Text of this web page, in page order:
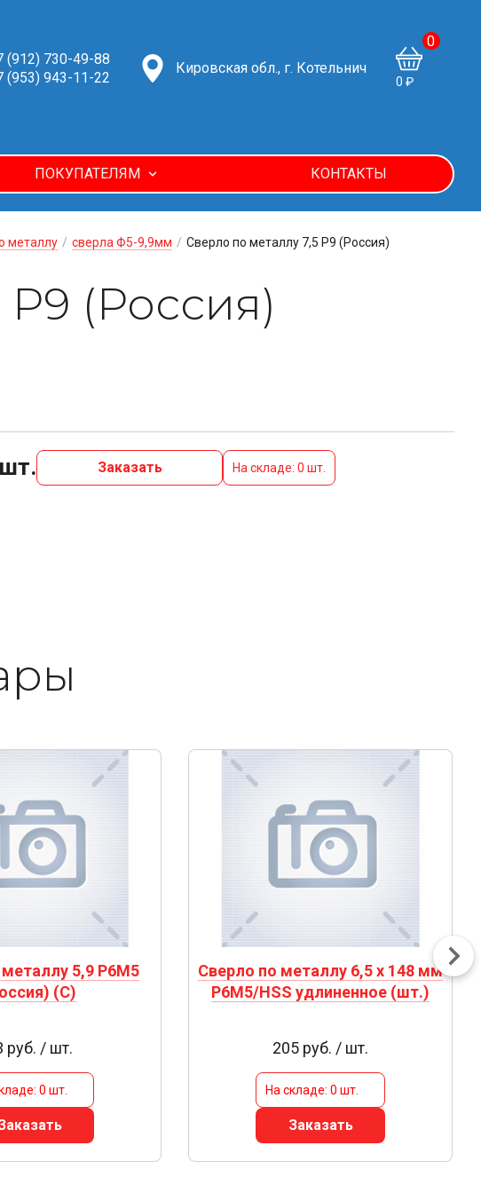
ПОКУПАТЕЛЯМ КОНТАКТЫ
(912) 730-49-88
(953) 943-11-22
Кировская обл., г. Котельнич
0 ₽
0
металлу / сверла Ф5-9,9мм / Сверло по металлу 7,5 Р9 (Россия)
(Россия)
Заказать На складе: 0 шт.
5,9 Р6М5
(С)
руб. / шт.
0 шт.
Сверло по металлу 6,5 х 148 мм
Р6М5/HSS удлиненное (шт.)
205 руб. / шт.
На складе: 0 шт.
Заказать